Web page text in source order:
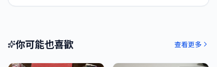
你可能也喜歡 查看更多